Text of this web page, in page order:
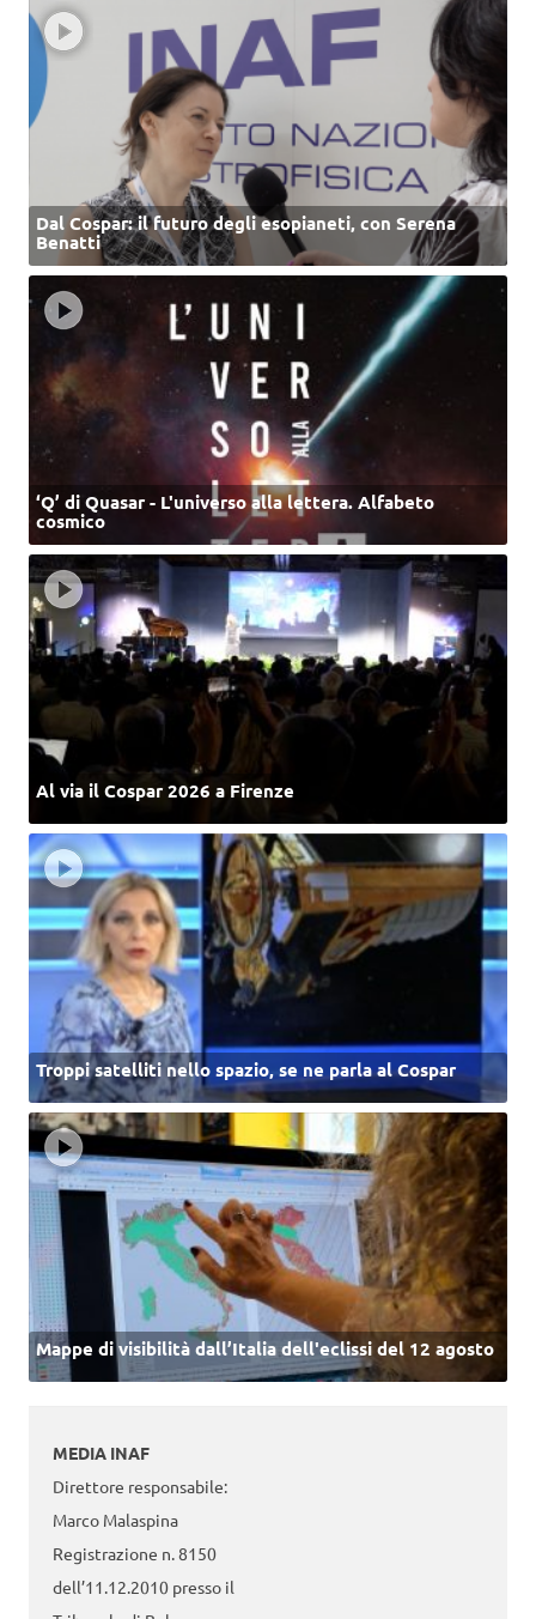
Dal Cospar: il futuro degli esopianeti, con Serena
Benatti
‘Q’ di Quasar - L'universo alla lettera. Alfabeto
cosmico
Al via il Cospar 2026 a Firenze
Troppi satelliti nello spazio, se ne parla al Cospar
Mappe di visibilità dall’Italia dell'eclissi del 12 agosto
MEDIA INAF
Direttore responsabile:
Marco Malaspina
Registrazione n. 8150
dell’11.12.2010 presso il